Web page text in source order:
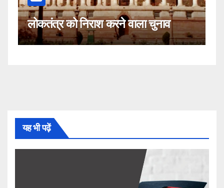
चुनाव
कहीं यह सीजेआई के खिलाफ साजिश
नहीं!
यह भी पढ़ें